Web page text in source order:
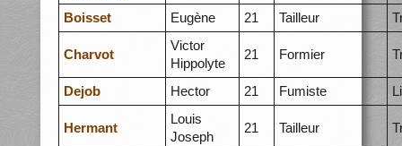
Boisset Eugène 21 Tailleur
Charvot
Victor
Hippolyte
21 Formier
Dejob Hector 21 Fumiste
Hermant
Louis
Joseph
21 Tailleur